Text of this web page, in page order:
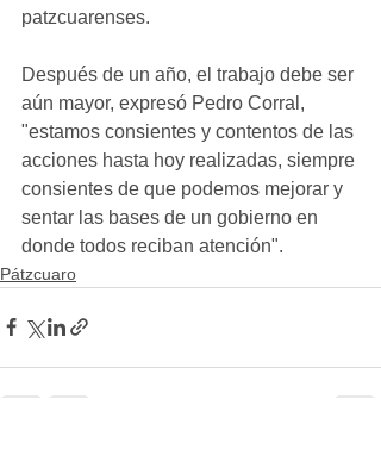
patzcuarenses.
Después de un año, el trabajo debe ser
aún mayor, expresó Pedro Corral,
"estamos consientes y contentos de las
acciones hasta hoy realizadas, siempre
consientes de que podemos mejorar y
sentar las bases de un gobierno en
donde todos reciban atención".
Pátzcuaro